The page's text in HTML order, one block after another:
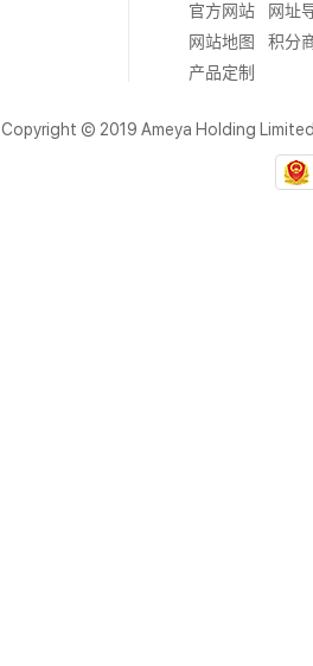
官方网站
网址
网站地图
积分
产品定制
Copyright © 2019 Ameya Holding